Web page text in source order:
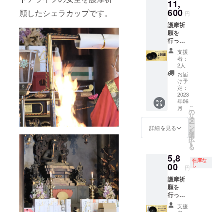
願したシェラカップです。
税込・
送料無
料
11,
600 円
護摩祈
願を
行っ
た、善
光寺ロ
ゴ入り
シェラ
カッ
プ 1個
※限定品
につ
き、一
般販売
の予定
はあり
税込・
送料無
料
支援
者：
2人
お届
け予
定：
2023
年06
月
詳細を見る
こ
の
リ
タ
ー
ン
を
選
択
す
る
5,8
00 円
在庫な
し
護摩祈
願を
行っ
た、善
支援